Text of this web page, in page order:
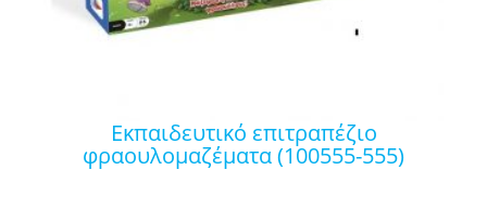
εκπαιδευτικό επιτραπέζιο
φραουλομαζέματα (100555-555)